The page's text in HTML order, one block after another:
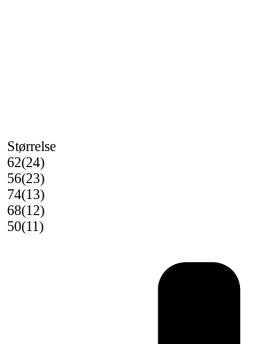
Størrelse
62(24)
56(23)
74(13)
68(12)
50(11)